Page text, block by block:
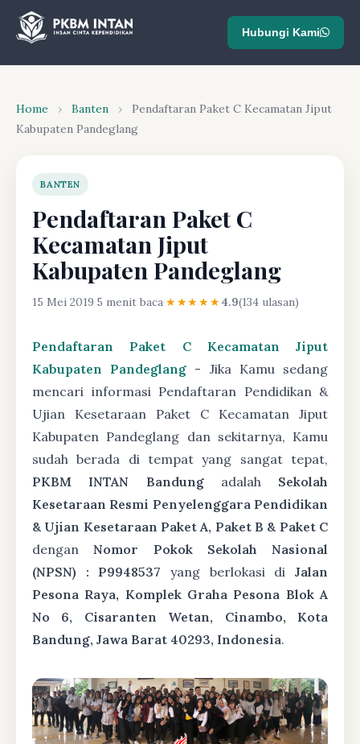
Hubungi Kami
Home › Banten ›
Pendaftaran Paket C Kecamatan Jiput
Kabupaten Pandeglang
BANTEN
Pendaftaran Paket C
Kecamatan Jiput
Kabupaten Pandeglang
15 Mei 2019·5 menit baca·★★★★★4.9(134 ulasan)
Pendaftaran Paket C Kecamatan Jiput
Kabupaten Pandeglang - Jika Kamu sedang
mencari informasi Pendaftaran Pendidikan &
Ujian Kesetaraan Paket C Kecamatan Jiput
Kabupaten Pandeglang dan sekitarnya, Kamu
sudah berada di tempat yang sangat tepat,
PKBM INTAN Bandungadalah Sekolah
Kesetaraan Resmi Penyelenggara Pendidikan
& Ujian Kesetaraan Paket A, Paket B & Paket C
denganNomor Pokok Sekolah Nasional
(NPSN) : P9948537 yang berlokasi diJalan
Pesona Raya, Komplek Graha Pesona Blok A
No 6, Cisaranten Wetan, Cinambo, Kota
Bandung, Jawa Barat 40293, Indonesia.